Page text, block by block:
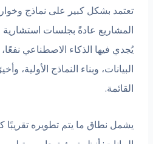
بشكل كبير على نماذج وخوارزميات
عادةً بجلسات استشارية لتحديد
فيها الذكاء الاصطناعي نفعًا، ثم
وبناء النماذج الأولية، وأخيرًا
نطاق ما يتم تطويره تقريبًا كل ما